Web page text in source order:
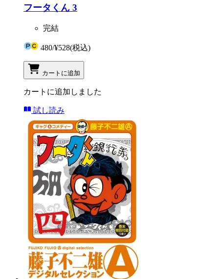
フータくん 3
完結
480/¥528(税込)
カートに追加
カートに追加しました
試し読み